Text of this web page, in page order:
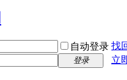
自动登录 找
登录
立